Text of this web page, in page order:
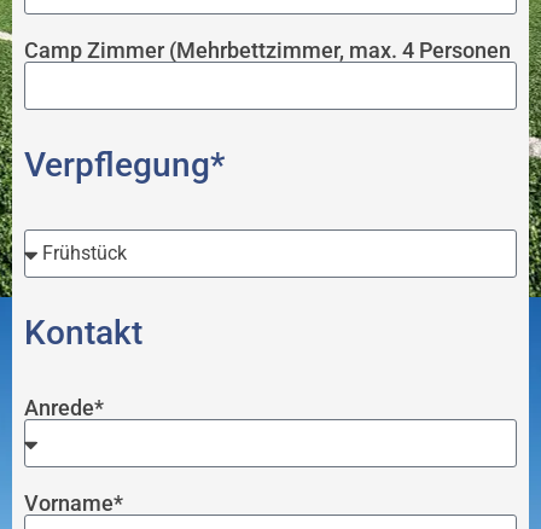
Camp Zimmer (Mehrbettzimmer, max. 4 Personen
Verpflegung*
Kontakt
Anrede*
Vorname*